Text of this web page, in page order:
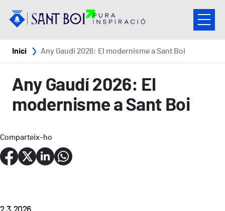
Fil d'ariadna
Inici Any Gaudí 2026: El modernisme a Sant Boi
Any Gaudí 2026: El
modernisme a Sant Boi
Comparteix-ho